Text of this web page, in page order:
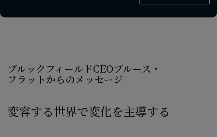
ブルックフィールドCEOブルース・
フラットからの​メッセージ
変容する​世界で​変化を​主導する